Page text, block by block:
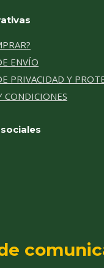
ENVÍO
PRIVACIDAD Y
CONDICIONES